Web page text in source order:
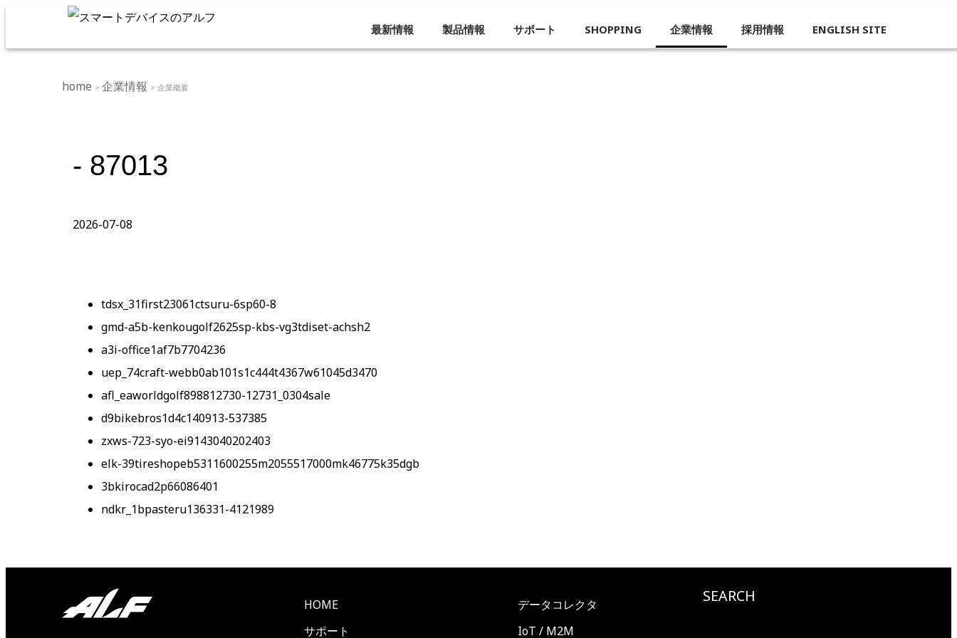
最新情報 製品情報 サポート SHOPPING 企業情報 採用情報 ENGLISH SITE
企業概要
home > 企業情報 > 企業概要
- 87013
2026-07-08
tdsx_31first23061ctsuru-6sp60-8
gmd-a5b-kenkougolf2625sp-kbs-vg3tdiset-achsh2
a3i-office1af7b7704236
uep_74craft-webb0ab101s1c444t4367w61045d3470
afl_eaworldgolf898812730-12731_0304sale
d9bikebros1d4c140913-537385
zxws-723-syo-ei9143040202403
elk-39tireshopeb5311600255m2055517000mk46775k35dgb
3bkirocad2p66086401
ndkr_1bpasteru136331-4121989
HOME
サポート
データコレクタ
IoT / M2M
SEARCH